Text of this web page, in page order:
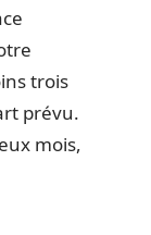
trois
prévu.
mois,